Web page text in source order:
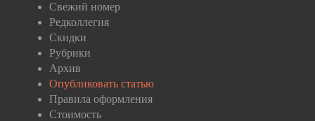
Свежий номер
Редколлегия
Скидки
Рубрики
Архив
Опубликовать статью
Правила оформления
Стоимость